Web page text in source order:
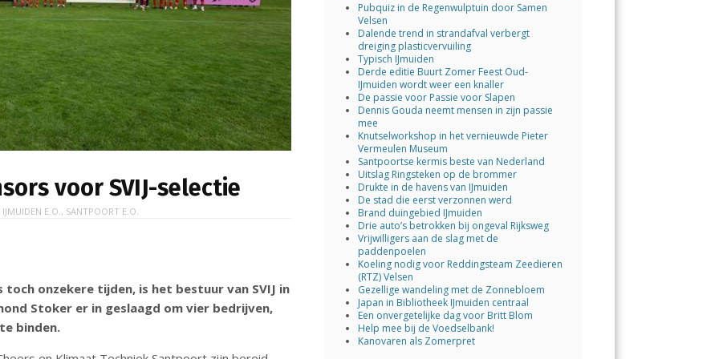
voor SVIJ-selectie
IJMUIDEN E.O., SANTPOORT E.O.
toch onzekere tijden, is het bestuur van SVIJ in
Stoker er in geslaagd om vier bedrijven,
binden.
Pubquiz in de Regenwulptuin door Samen
Velsen
Dalende trend in strandafval verbergt
dreiging plasticvervuiling
Typisch IJmuiden
Derde editie Buurt Zomer Feest Oud-
IJmuiden wordt weer een knaller
De passie voor Passie voor Slapen
Dennis Gouda neemt mensen in zijn passie
mee
Knutselworkshop in het vernieuwde Pieter
Vermeulen Museum
Santpoortse kermis beste van Nederland
Uitslag Ringsteken op de brommer
Drukte in de havens van IJmuiden
De stad die eerst verzonnen werd
Brand duingebied IJmuiden
Drie auto’s betrokken bij ongeval Rijksweg
Vrijwilligers aan de slag met de
paddenpoelen
Koeling nodig voor Reddingsteam Zeedieren
(RTZ) Velsen
Gezellige wandeling met de Zonnebloem
Japan in Bibliotheek IJmuiden centraal
Een onvergetelijke dag voor Britt Blom
Help mee bij de Voedselbank!
Kanovaren als Zomerpret